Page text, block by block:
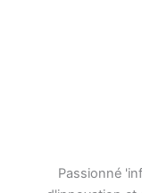
Passionné